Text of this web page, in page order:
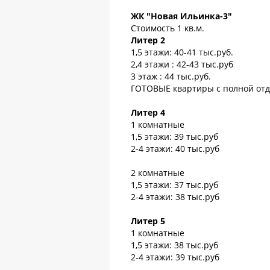
ЖК "Новая Ильинка-3"
Стоимость 1 кв.м.
Литер 2
1,5 этажи: 40-41 тыс.руб.
2,4 этажи : 42-43 тыс.руб
3 этаж : 44 тыс.руб.
ГОТОВЫЕ квартиры с полной
Литер 4
1 комнатные
1,5 этажи: 39 тыс.руб
2-4 этажи: 40 тыс.руб
2 комнатные
1,5 этажи: 37 тыс.руб
2-4 этажи: 38 тыс.руб
Литер 5
1 комнатные
1,5 этажи: 38 тыс.руб
2-4 этажи: 39 тыс.руб